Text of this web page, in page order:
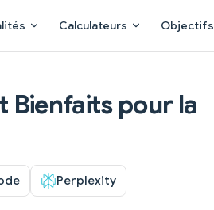
Calculateurs Objectifs
Bienfaits pour la
Perplexity